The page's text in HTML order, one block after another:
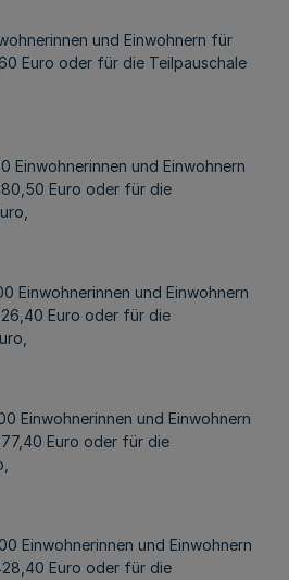
und Einwohnern für
Euro oder für die Teilpauschale
Einwohnerinnen und Einwohnern
Euro oder für die
Einwohnerinnen und Einwohnern
Euro oder für die
Einwohnerinnen und Einwohnern
Euro oder für die
Einwohnerinnen und Einwohnern
Euro oder für die